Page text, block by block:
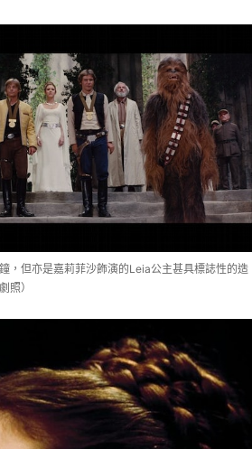
，但亦是嘉莉菲沙飾演的Leia公主甚具標誌性的造
照）